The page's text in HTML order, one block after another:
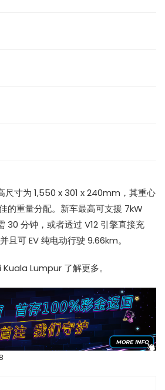
尺寸为 1,550 x 301 x 240mm，其重心
的重量分配。新车最高可支援 7kW
30 分钟，或者透过 V12 引擎直接充
且可 EV 纯电动行驶 9.66km。
Lumpur 了解更多。